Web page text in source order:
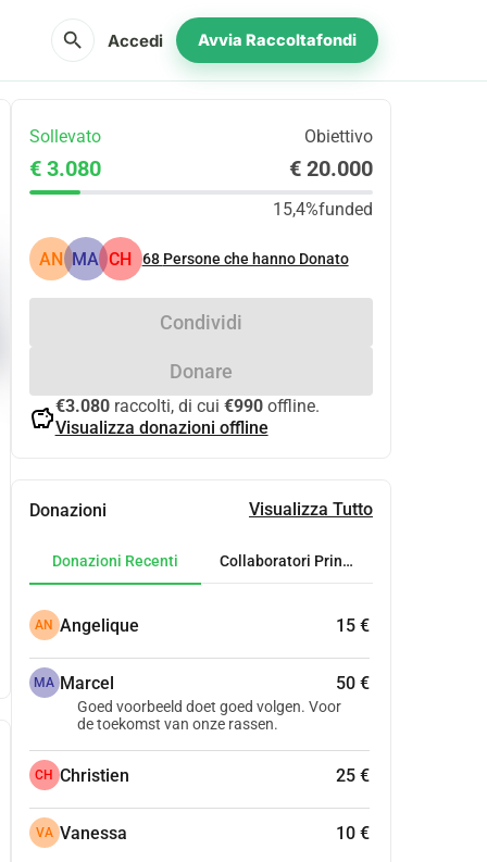
search Accedi Avvia Raccoltafondi
Sollevato Obiettivo
€ 3.080 € 20.000
15,4%funded
AN MA CH 68 Persone che hanno Donato
Condividi
Donare
savings€3.080raccolti, di cui €990offline.
Visualizza donazioni offline
Donazioni Visualizza Tutto
Donazioni Recenti Collaboratori Principali
AN Angelique 15 €
MA Marcel 50 €
Goed voorbeeld doet goed volgen. Voor
de toekomst van onze rassen.
CH Christien 25 €
VA Vanessa 10 €